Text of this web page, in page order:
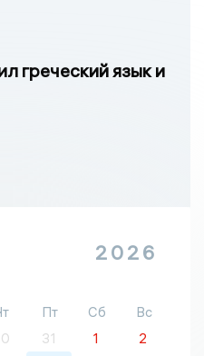
греческий язык и
2026
Пт Сб
Вс
31 1
2